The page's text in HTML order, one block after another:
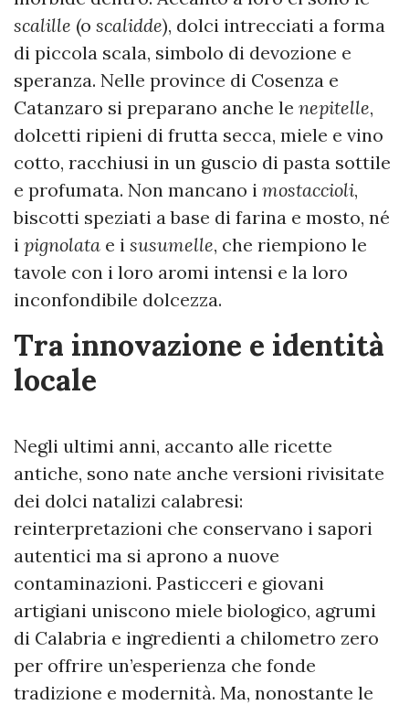
scalille (o scalidde), dolci intrecciati a forma
di piccola scala, simbolo di devozione e
speranza. Nelle province di Cosenza e
Catanzaro si preparano anche le nepitelle,
dolcetti ripieni di frutta secca, miele e vino
cotto, racchiusi in un guscio di pasta sottile
e profumata. Non mancano i mostaccioli,
biscotti speziati a base di farina e mosto, né
i pignolata e i susumelle, che riempiono le
tavole con i loro aromi intensi e la loro
inconfondibile dolcezza.
Tra innovazione e identità
locale
Negli ultimi anni, accanto alle ricette
antiche, sono nate anche versioni rivisitate
dei dolci natalizi calabresi:
reinterpretazioni che conservano i sapori
autentici ma si aprono a nuove
contaminazioni. Pasticceri e giovani
artigiani uniscono miele biologico, agrumi
di Calabria e ingredienti a chilometro zero
per offrire un’esperienza che fonde
tradizione e modernità. Ma, nonostante le